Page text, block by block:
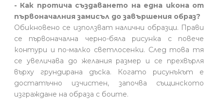
- Как протича създаването на една икона от
първоначалния замисъл до завършения образ?
Обикновено се използват налични образци. Прави
се първоначална черно-бяла рисунка с повече
контури и по-малко светлосенки. След това тя
се увеличава до желания размер и се прехвърля
върху грундирана дъска. Когато рисунъкът е
достатъчно изчистен, започва същинското
изграждане на образа с боите.